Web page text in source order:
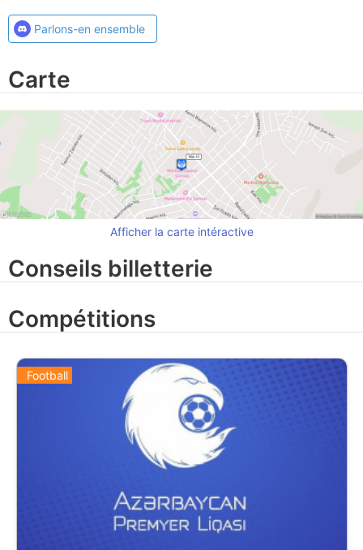
Parlons-en ensemble
Carte
Afficher la carte intéractive
Conseils billetterie
Compétitions
Football